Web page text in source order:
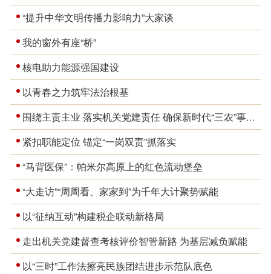
“提升中华文明传播力影响力”大家谈
我的窗外有座“桥”
核电助力能源强国建设
以青春之力筑牢法治根基
围绕主责主业 落实机关党建责任 确保新时代“三农”事业始终沿着正确的方向前进
紧扣职能定位 锚定“一岗双责”抓落实
“马背医保”：帕米尔高原上的红色流动堡垒
“大走访”“周周看、家家到”为千年大计聚势赋能
以“征纳互动”构建税企联动新格局
走出机关党建督查考核评价智管新路 为基层减负赋能
以“三时”工作法擦亮民族团结进步示范队底色